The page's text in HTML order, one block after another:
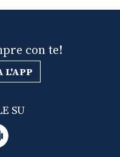
con te!
L'APP
SU